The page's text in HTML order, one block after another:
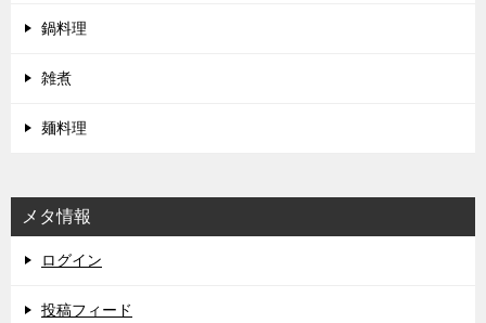
鍋料理
雑煮
麺料理
メタ情報
ログイン
投稿フィード